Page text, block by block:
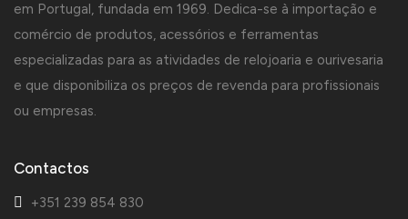
em Portugal, fundada em 1969. Dedica-se à importação e
comércio de produtos, acessórios e ferramentas
especializadas para as atividades de relojoaria e ourivesaria
e que disponibiliza os preços de revenda para profissionais
ou empresas.
Contactos
+351 239 854 830